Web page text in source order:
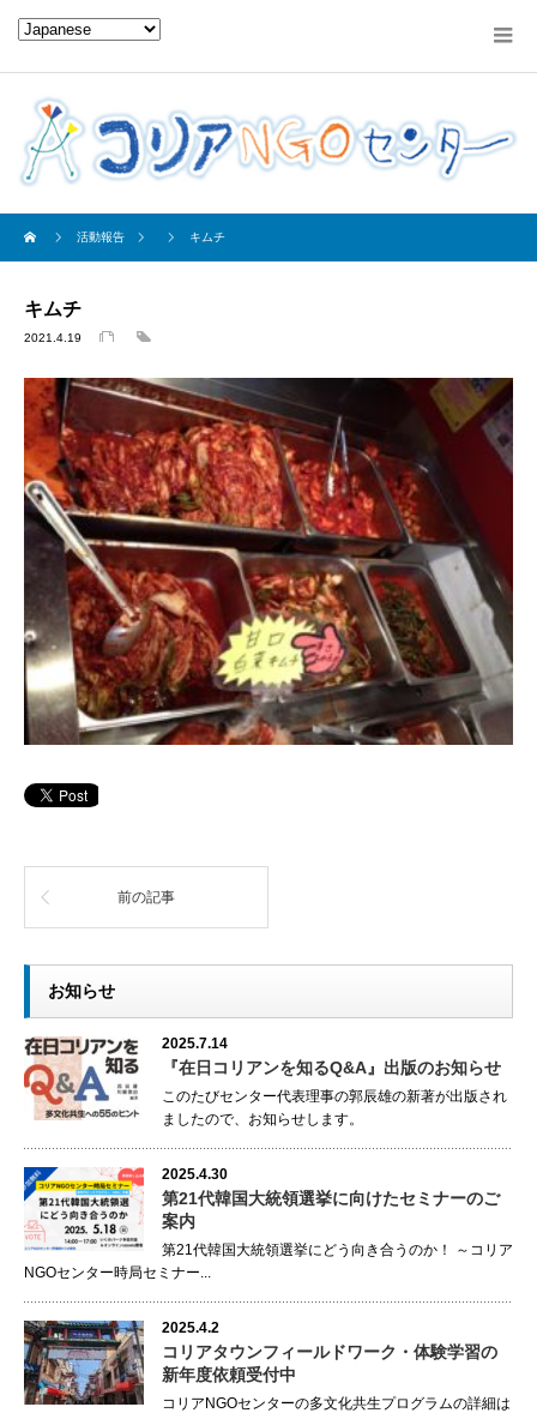
活動報告 キムチ
キムチ
2021.4.19
前の記事
お知らせ
2025.7.14
『在日コリアンを知るQ&A』出版のお知らせ
このたびセンター代表理事の郭辰雄の新著が出版され
ましたので、お知らせします。
2025.4.30
第21代韓国大統領選挙に向けたセミナーのご
案内
第21代韓国大統領選挙にどう向き合うのか！ ～コリア
NGOセンター時局セミナー...
2025.4.2
コリアタウンフィールドワーク・体験学習の
新年度依頼受付中
コリアNGOセンターの多文化共生プログラムの詳細は